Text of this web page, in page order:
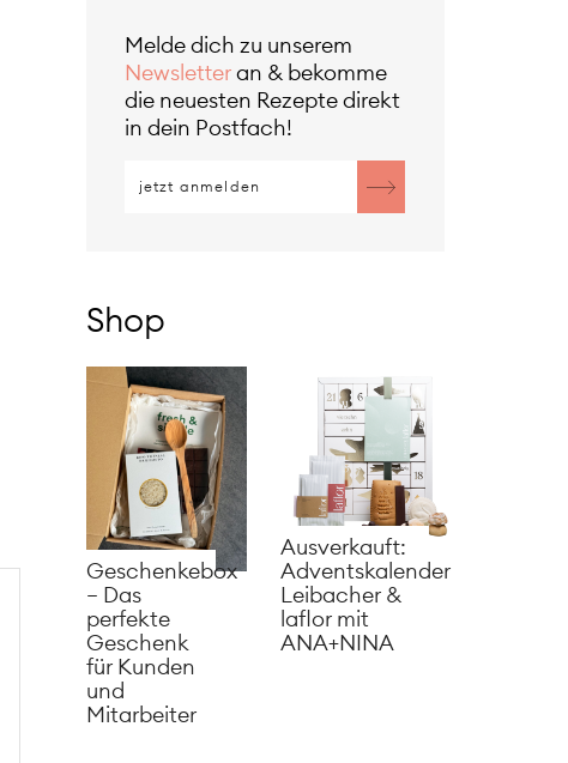
Melde dich zu unserem
Newsletteran & bekomme
die neuesten Rezepte direkt
in dein Postfach!
Shop
Geschenkebox
– Das
perfekte
Geschenk
für Kunden
und
Mitarbeiter
Ausverkauft:
Adventskalender
Leibacher &
laflor mit
ANA+NINA